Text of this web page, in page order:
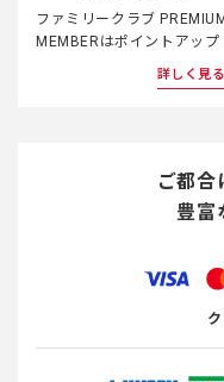
ファミリークラブ PREMIUM
MEMBERはポイントアップ
詳しく見る
ご都合
豊富